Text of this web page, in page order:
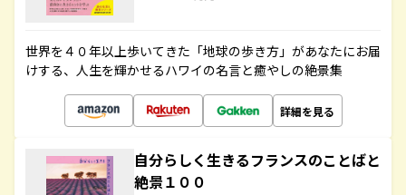
世界を４０年以上歩いてきた「地球の歩き方」があなたにお届
けする、人生を輝かせるハワイの名言と癒やしの絶景集
詳細を見る
自分らしく生きるフランスのことばと
絶景１００